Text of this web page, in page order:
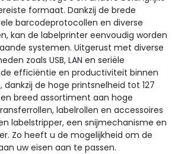
formaat. Dankzij de brede
barcodeprotocollen en diverse
kan de labelprinter eenvoudig worden
systemen. Uitgerust met diverse
zoals USB, LAN en seriële
efficiëntie en productiviteit binnen
de hoge printsnelheid tot 127
breed assortiment aan hoge
labelrollen en accessoires
labelstripper, een snijmechanisme en
Zo heeft u de mogelijkheid om de
uw eisen aan te passen.